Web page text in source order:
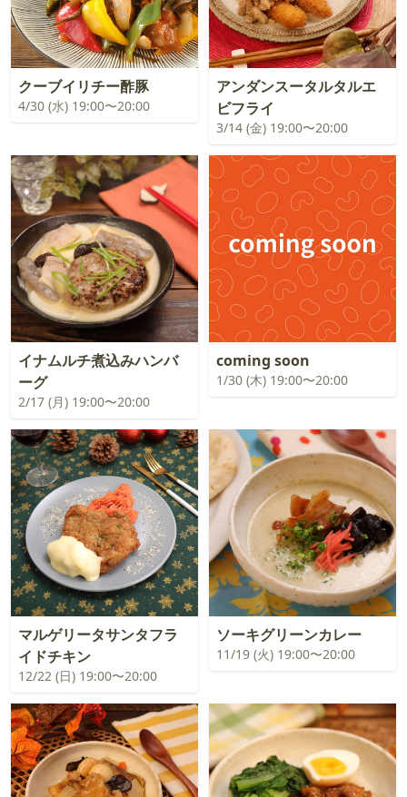
クーブイリチー酢豚
4/30 (水) 19:00〜20:00
アンダンスータルタルエ
ビフライ
3/14 (金) 19:00〜20:00
イナムルチ煮込みハンバ
ーグ
2/17 (月) 19:00〜20:00
coming soon
1/30 (木) 19:00〜20:00
マルゲリータサンタフラ
イドチキン
12/22 (日) 19:00〜20:00
ソーキグリーンカレー
11/19 (火) 19:00〜20:00